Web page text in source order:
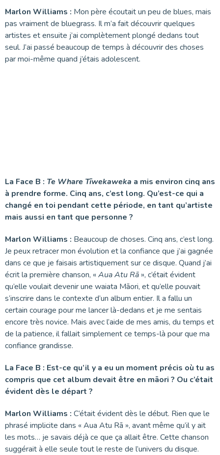
Marlon Williams : Mon père écoutait un peu de blues, mais
pas vraiment de bluegrass. Il m’a fait découvrir quelques
artistes et ensuite j’ai complètement plongé dedans tout
seul. J’ai passé beaucoup de temps à découvrir des choses
par moi-même quand j’étais adolescent.
La Face B : Te Whare Tīwekaweka a mis environ cinq ans
à prendre forme. Cinq ans, c’est long. Qu’est-ce qui a
changé en toi pendant cette période, en tant qu’artiste
mais aussi en tant que personne ?
Marlon Williams : Beaucoup de choses. Cinq ans, c’est long.
Je peux retracer mon évolution et la confiance que j’ai gagnée
dans ce que je faisais artistiquement sur ce disque. Quand j’ai
écrit la première chanson, « Aua Atu Rā », c’était évident
qu’elle voulait devenir une waiata Māori, et qu’elle pouvait
s’inscrire dans le contexte d’un album entier. Il a fallu un
certain courage pour me lancer là-dedans et je me sentais
encore très novice. Mais avec l’aide de mes amis, du temps et
de la patience, il fallait simplement ce temps-là pour que ma
confiance grandisse.
La Face B : Est-ce qu’il y a eu un moment précis où tu as
compris que cet album devait être en māori ? Ou c’était
évident dès le départ ?
Marlon Williams : C’était évident dès le début. Rien que le
phrasé implicite dans « Aua Atu Rā », avant même qu’il y ait
les mots… je savais déjà ce que ça allait être. Cette chanson
suggérait à elle seule tout le reste de l’univers du disque.